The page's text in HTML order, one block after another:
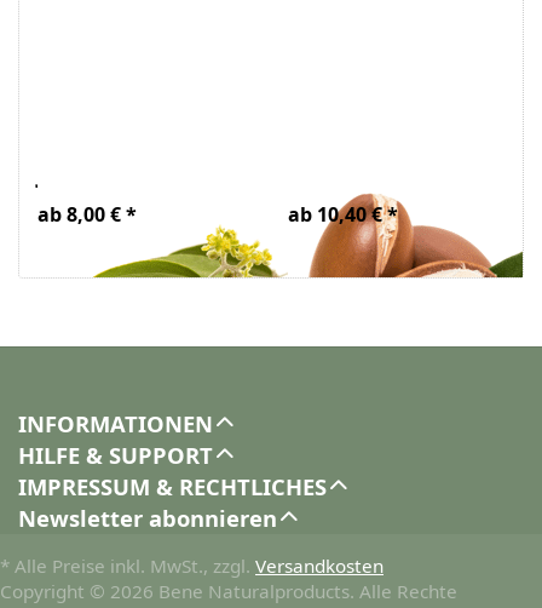
ab 8,00 € * ab 10,40 € *
INFORMATIONEN
HILFE & SUPPORT
IMPRESSUM & RECHTLICHES
Newsletter abonnieren
* Alle Preise inkl. MwSt., zzgl. Versandkosten
Copyright © 2026 Bene Naturalproducts. Alle Rechte